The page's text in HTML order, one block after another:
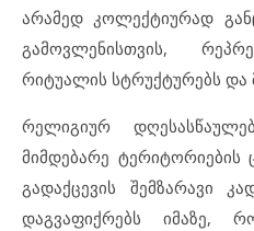
არამედ კოლექტიურად
გამოვლენისთვის,
რიტუალის სტრუქტურებს და
რელიგიურ
მიმდებარე
გადაქცევის შემზარავი
დაგვაფიქრებს იმაზე,